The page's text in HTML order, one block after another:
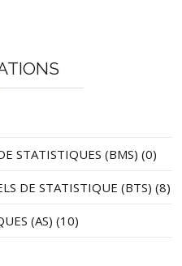
STATISTIQUES (BMS) (0)
DE STATISTIQUE (BTS) (8)
(AS) (10)